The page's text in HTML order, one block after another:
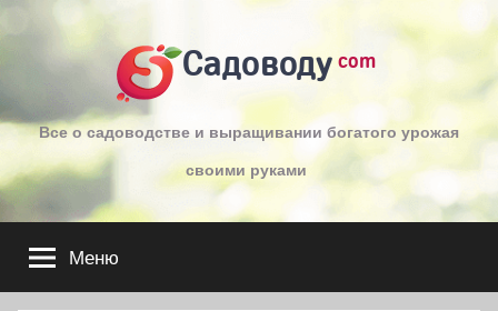
к
Садоводу com
Все о садоводстве и выращивании богатого урожая
своими руками
Меню